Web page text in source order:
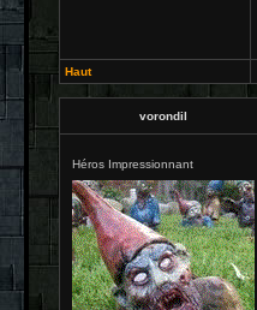
Haut
vorondil
Héros Impressionnant